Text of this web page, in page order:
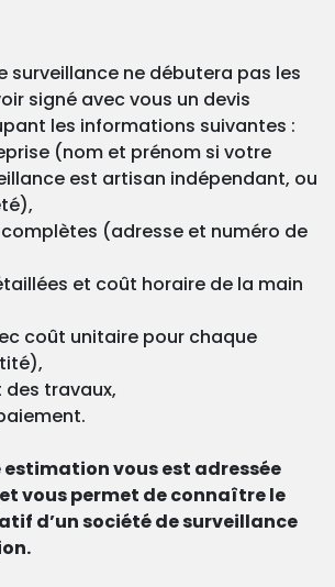
surveillance ne débutera pas les
signé avec vous un devis
les informations suivantes :
(nom et prénom si votre
est artisan indépendant, ou
(adresse et numéro de
et coût horaire de la main
coût unitaire pour chaque
travaux,
vous est adressée
vous permet de connaître le
d’un société de surveillance